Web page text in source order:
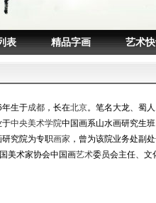
表 精品字画 艺术
生于成都 ，长在北京。笔名大龙、蜀
于中央美术学院中国画系山水画研究生
究院为专职画家 ，曾为该院业务处副
美术家协会中国画艺术委员会主任、文